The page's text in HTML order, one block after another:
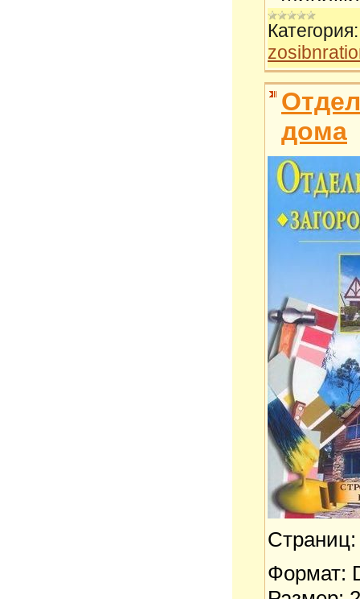
Категория:
дома
Страниц:
Формат: